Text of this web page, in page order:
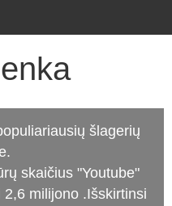
šlagerių
skaičius "Youtube"
milijono .Išskirtinsi